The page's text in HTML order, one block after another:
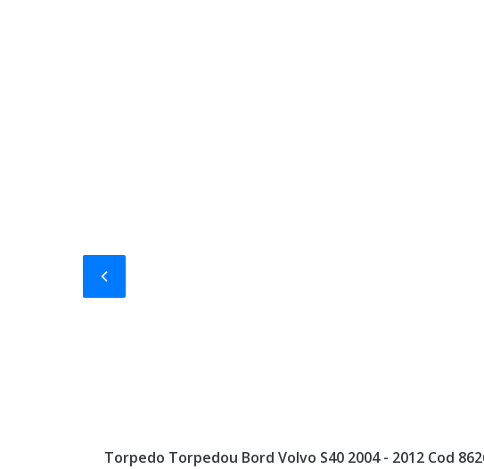
Torpedo Torpedou Bord Volvo S40 2004 - 2012 Cod
Slide-ul anterior